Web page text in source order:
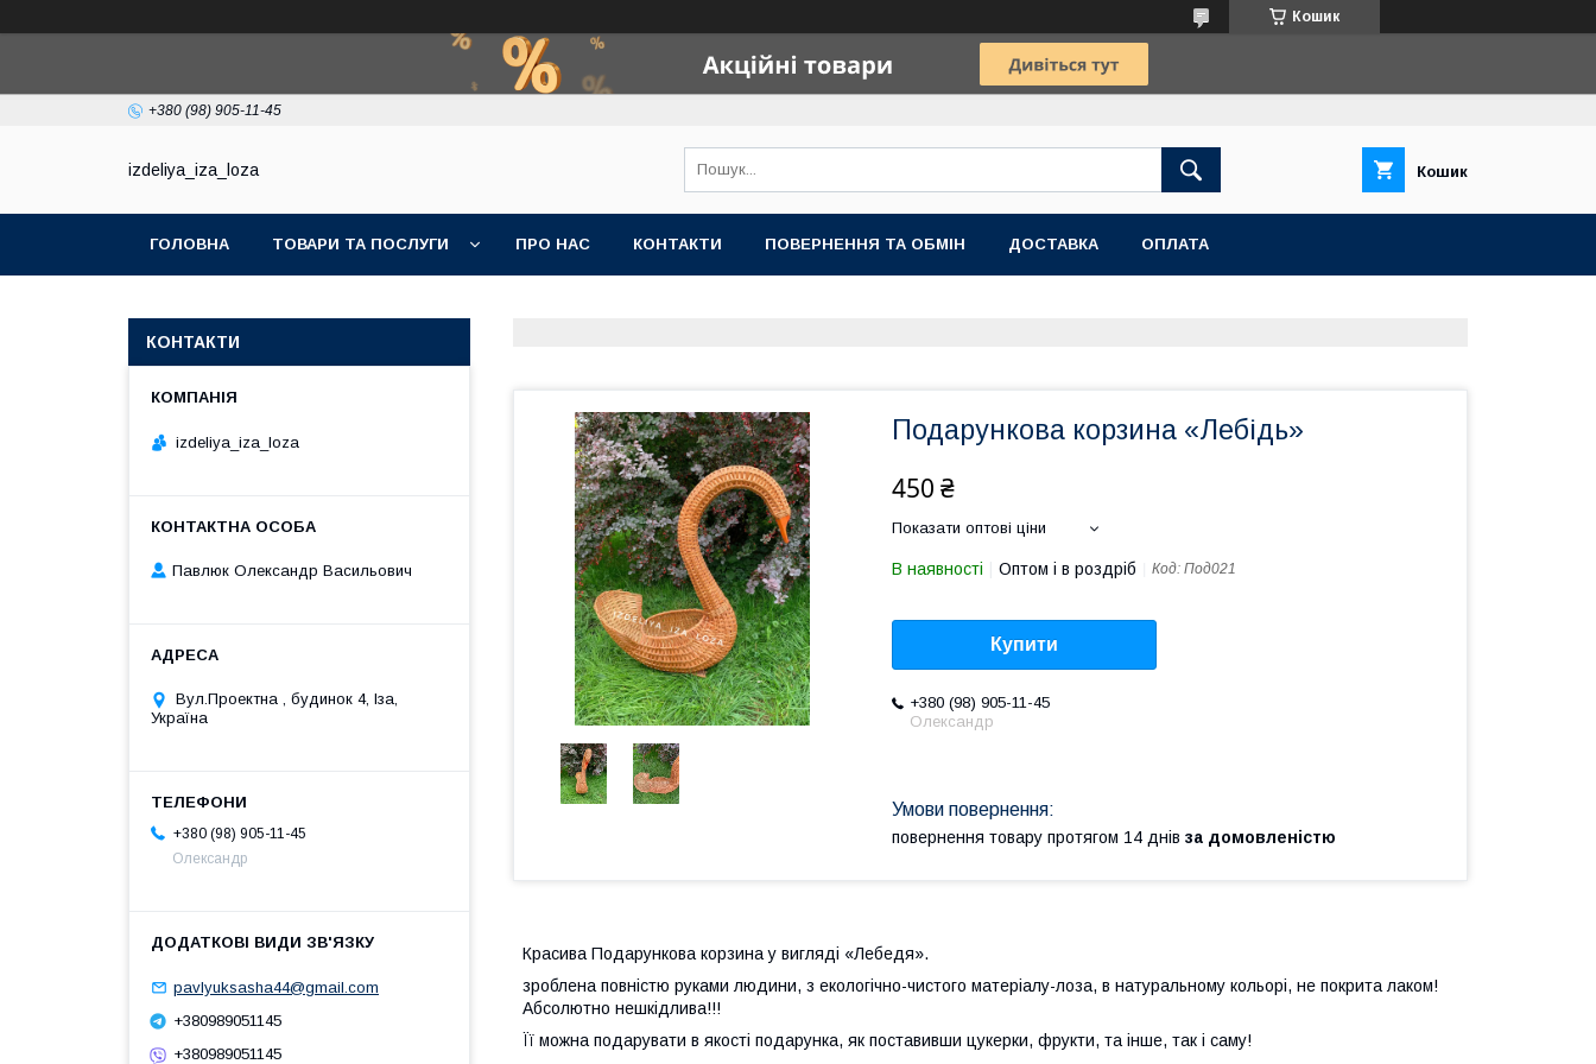
Кошик
+380 (98) 905-11-45
izdeliya_iza_loza Кошик
ГОЛОВНА ТОВАРИ ТА ПОСЛУГИ ПРО НАС КОНТАКТИ ПОВЕРНЕННЯ ТА ОБМІН ДОСТАВКА ОПЛАТА
Подарункова корзина «Лебідь»
450 ₴
Показати оптові ціни
В наявності Оптом і в роздріб Код: Под021
Купити
+380 (98) 905-11-45
Олександр
повернення товару протягом 14 днів за домовленістю
Красива Подарункова корзина у вигляді «Лебедя».
зроблена повністю руками людини, з екологічно-чистого матеріалу-лоза, в натуральному кольорі, не покрита лаком!
Абсолютно нешкідлива!!!
Її можна подарувати в якості подарунка, як поставивши цукерки, фрукти, та інше, так і саму!
КОНТАКТИ
izdeliya_iza_loza
Павлюк Олександр Васильович
Вул.Проектна , будинок 4, Іза,
Україна
+380 (98) 905-11-45
Олександр
pavlyuksasha44@gmail.com
+380989051145
+380989051145